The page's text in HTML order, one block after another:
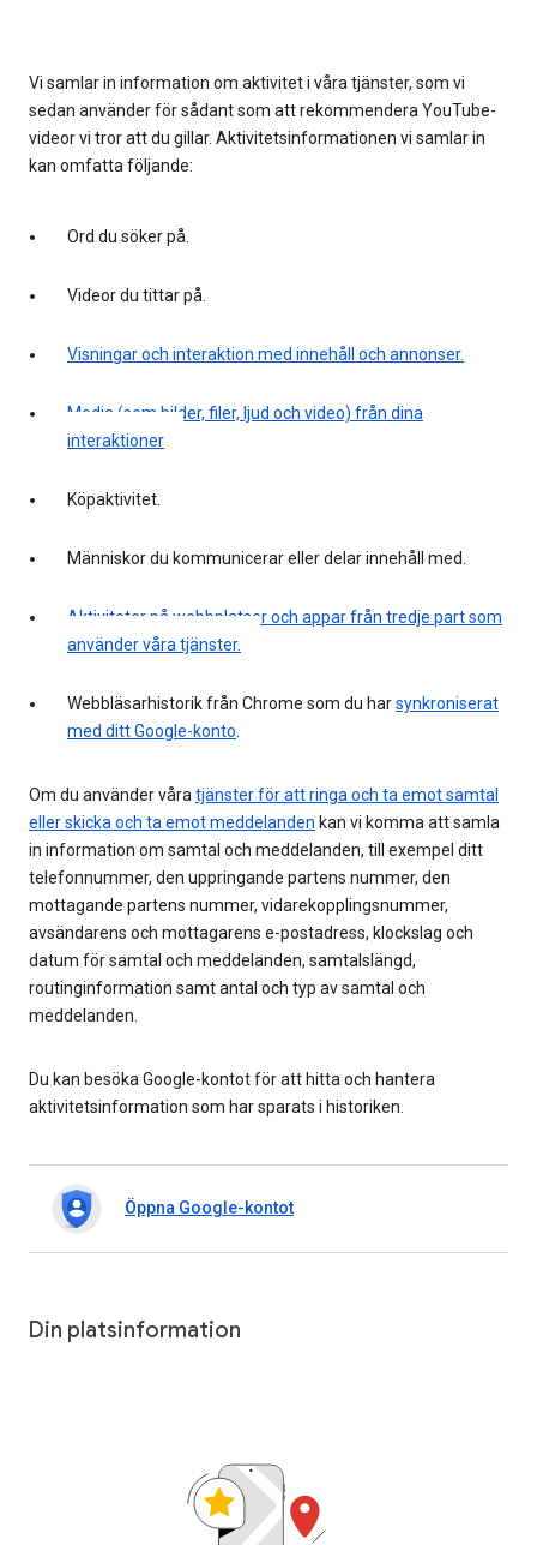
Vi samlar in information om aktivitet i våra tjänster, som vi
sedan använder för sådant som att rekommendera YouTube-
videor vi tror att du gillar. Aktivitetsinformationen vi samlar in
kan omfatta följande:
Ord du söker på.
Videor du tittar på.
Visningar och interaktion med innehåll och annonser.
Media (som bilder, filer, ljud och video) från dina
interaktioner
Köpaktivitet.
Människor du kommunicerar eller delar innehåll med.
Aktiviteter på webbplatser och appar från tredje part som
använder våra tjänster.
Webbläsarhistorik från Chrome som du harsynkroniserat
med ditt Google-konto.
Om du använder våratjänster för att ringa och ta emot samtal
eller skicka och ta emot meddelanden kan vi komma att samla
in information om samtal och meddelanden, till exempel ditt
telefonnummer, den uppringande partens nummer, den
mottagande partens nummer, vidarekopplingsnummer,
avsändarens och mottagarens e-postadress, klockslag och
datum för samtal och meddelanden, samtalslängd,
routinginformation samt antal och typ av samtal och
meddelanden.
Du kan besöka Google-kontot för att hitta och hantera
aktivitetsinformation som har sparats i historiken.
Öppna Google-kontot
Din platsinformation